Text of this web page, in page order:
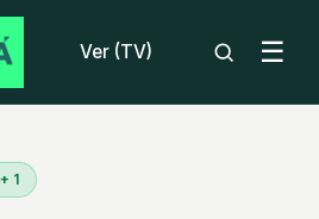
Ver (TV) ☰
+ 1